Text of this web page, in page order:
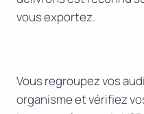
vous exportez.
Vous regroupez vos
organisme et vérifiez